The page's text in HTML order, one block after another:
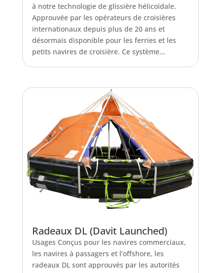
à notre technologie de glissière hélicoïdale.
Approuvée par les opérateurs de croisières
internationaux depuis plus de 20 ans et
désormais disponible pour les ferries et les
petits navires de croisière. Ce système...
Radeaux DL (Davit Launched)
Usages Conçus pour les navires commerciaux,
les navires à passagers et l’offshore, les
radeaux DL sont approuvés par les autorités